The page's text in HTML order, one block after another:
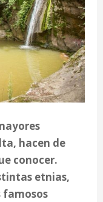
hacen de
conocer.
etnias,
famosos